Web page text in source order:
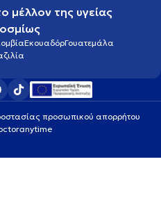
μέλλον της υγείας
ΕκουαδόρΓουατεμάλα
προσωπικού απορρήτου